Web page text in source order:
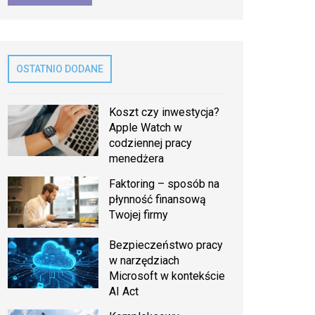
OSTATNIO DODANE
Koszt czy inwestycja?
Apple Watch w
codziennej pracy
menedżera
Faktoring – sposób na
płynność finansową
Twojej firmy
Bezpieczeństwo pracy
w narzędziach
Microsoft w kontekście
AI Act